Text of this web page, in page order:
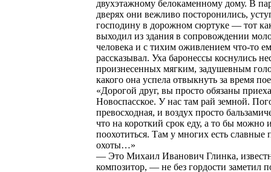
двухэтажному белокаменному дому. В
дверях они вежливо посторонились,
господину в дорожном сюртуке — тот
выходил из здания в сопровождении
человека и с тихим оживлением что-то
рассказывал. Уха баронессы коснулись
произнесенных мягким, задушевным
какого она успела отвыкнуть за время
«Дорогой друг, вы просто обязаны
Новоспасское. У нас там рай земной.
превосходная, и воздух просто
что на короткий срок еду, а то бы можно
поохотиться. Там у многих есть славные
охоты…»
— Это Михаил Иванович Глинка,
композитор, — не без гордости заметил